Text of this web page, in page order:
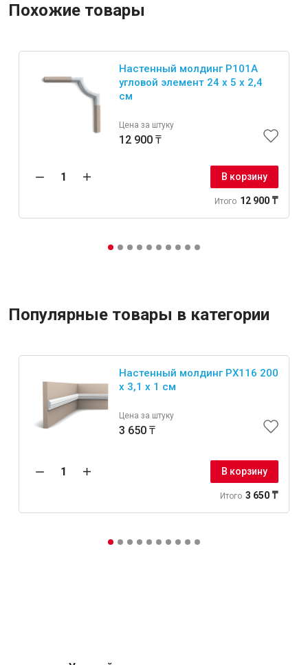
Похожие товары
Настенный молдинг P101A
угловой элемент 24 х 5 х 2,4
см
Цена за штуку
12 900 ₸
В корзину
Итого 12 900 ₸
Популярные товары в категории
Настенный молдинг PX116 200
x 3,1 x 1 см
Цена за штуку
3 650 ₸
В корзину
Итого 3 650 ₸